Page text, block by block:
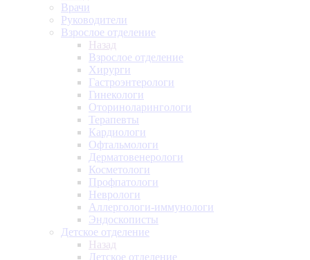
Врачи
Руководители
Взрослое отделение
Назад
Взрослое отделение
Хирурги
Гастроэнтерологи
Гинекологи
Оториноларингологи
Терапевты
Кардиологи
Офтальмологи
Дерматовенерологи
Косметологи
Профпатологи
Неврологи
Аллергологи-иммунологи
Эндоскописты
Детское отделение
Назад
Детское отделение